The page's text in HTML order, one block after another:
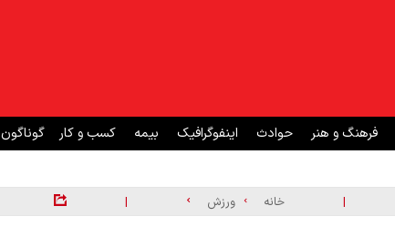
فرهنگ و هنر حوادث اینفوگرافیک بیمه کسب و کار گوناگون
| خانه ورزش |